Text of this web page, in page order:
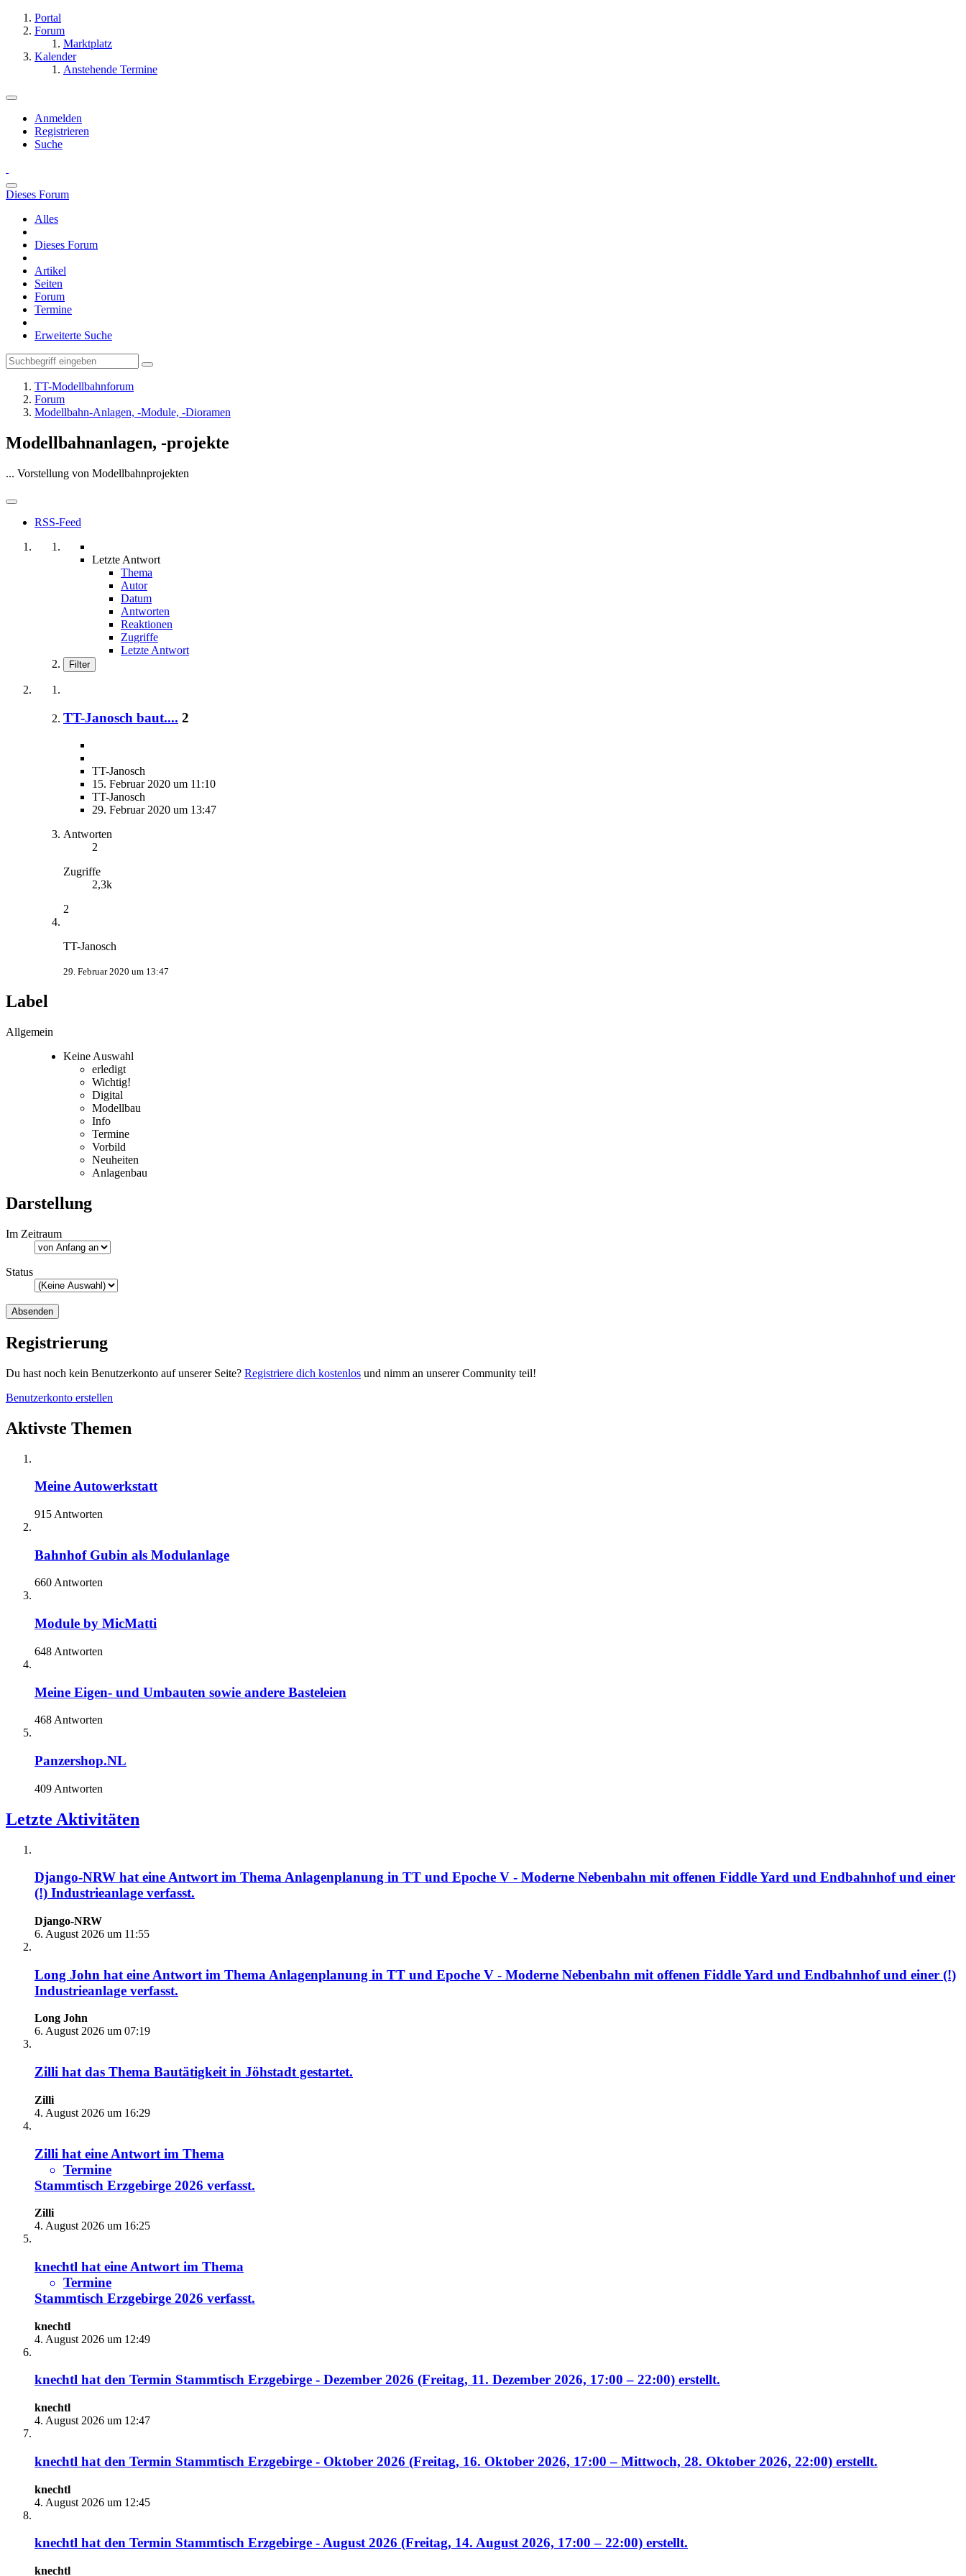
Portal
Forum
Marktplatz
Kalender
Anstehende Termine
Anmelden
Registrieren
Suche
Dieses Forum
Alles
Dieses Forum
Artikel
Seiten
Forum
Termine
Erweiterte Suche
TT-Modellbahnforum
Forum
Modellbahn-Anlagen, -Module, -Dioramen
Modellbahnanlagen, -projekte
... Vorstellung von Modellbahnprojekten
RSS-Feed
Letzte Antwort
Thema
Autor
Datum
Antworten
Reaktionen
Zugriffe
Letzte Antwort
Filter
TT-Janosch baut.... 2
TT-Janosch
15. Februar 2020 um 11:10
TT-Janosch
29. Februar 2020 um 13:47
Antworten
2
Zugriffe
2,3k
2
TT-Janosch
29. Februar 2020 um 13:47
Label
Allgemein
Keine Auswahl
erledigt
Wichtig!
Digital
Modellbau
Info
Termine
Vorbild
Neuheiten
Anlagenbau
Darstellung
Im Zeitraum
Status
Registrierung
Du hast noch kein Benutzerkonto auf unserer Seite? Registriere dich kostenlos und nimm an unserer Community teil!
Benutzerkonto erstellen
Aktivste Themen
Meine Autowerkstatt
915 Antworten
Bahnhof Gubin als Modulanlage
660 Antworten
Module by MicMatti
648 Antworten
Meine Eigen- und Umbauten sowie andere Basteleien
468 Antworten
Panzershop.NL
409 Antworten
Letzte Aktivitäten
Django-NRW hat eine Antwort im ThemaAnlagenplanung in TT und Epoche V - Moderne Nebenbahn mit offenen Fiddle Yard und Endbahnhof und einer
(!) Industrieanlage verfasst.
Django-NRW
6. August 2026 um 11:55
Long John hat eine Antwort im Thema Anlagenplanung in TT und Epoche V - Moderne Nebenbahn mit offenen Fiddle Yard und Endbahnhof und einer (!)
Industrieanlage verfasst.
Long John
6. August 2026 um 07:19
Zilli hat das Thema Bautätigkeit in Jöhstadt gestartet.
Zilli
4. August 2026 um 16:29
Zilli hat eine Antwort im Thema
Termine
Stammtisch Erzgebirge 2026 verfasst.
Zilli
4. August 2026 um 16:25
knechtl hat eine Antwort im Thema
Termine
Stammtisch Erzgebirge 2026 verfasst.
knechtl
4. August 2026 um 12:49
knechtl hat den Termin Stammtisch Erzgebirge - Dezember 2026 (Freitag, 11. Dezember 2026, 17:00 – 22:00) erstellt.
knechtl
4. August 2026 um 12:47
knechtl hat den Termin Stammtisch Erzgebirge - Oktober 2026 (Freitag, 16. Oktober 2026, 17:00 – Mittwoch, 28. Oktober 2026, 22:00) erstellt.
knechtl
4. August 2026 um 12:45
knechtl hat den Termin Stammtisch Erzgebirge - August 2026 (Freitag, 14. August 2026, 17:00 – 22:00) erstellt.
knechtl